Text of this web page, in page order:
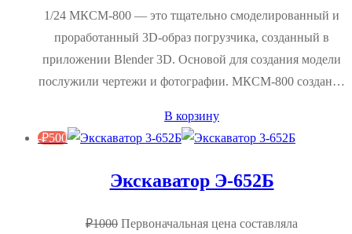
1/24 МКСМ-800 — это тщательно смоделированный и
проработанный 3D-образ погрузчика, созданный в
приложении Blender 3D. Основой для создания модели
послужили чертежи и фотографии. МКСМ-800 создан…
В корзину
-₽500
Экскаватор Э-652Б
₽1000 Первоначальная цена составляла